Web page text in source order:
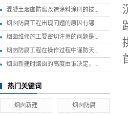
混凝土烟囱防腐改造涂料涂刷的技...
烟囱防腐工程出现问题的原因有哪...
烟囱维修施工要密切注意的问题是...
烟囱防腐工程在操作过程中谨防天...
烟囱新建时烟囱的高度由谁决定，...
热门关键词
烟囱新建 烟囱防腐